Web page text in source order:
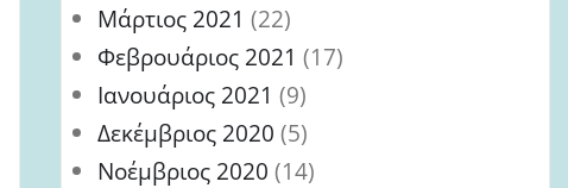
Μάρτιος 2021 (22)
Φεβρουάριος 2021 (17)
Ιανουάριος 2021 (9)
Δεκέμβριος 2020 (5)
Νοέμβριος 2020 (14)